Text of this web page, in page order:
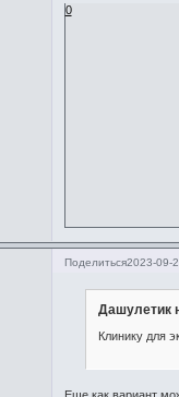
0
Поделиться2023-09-
Дашулетик
Клинику для